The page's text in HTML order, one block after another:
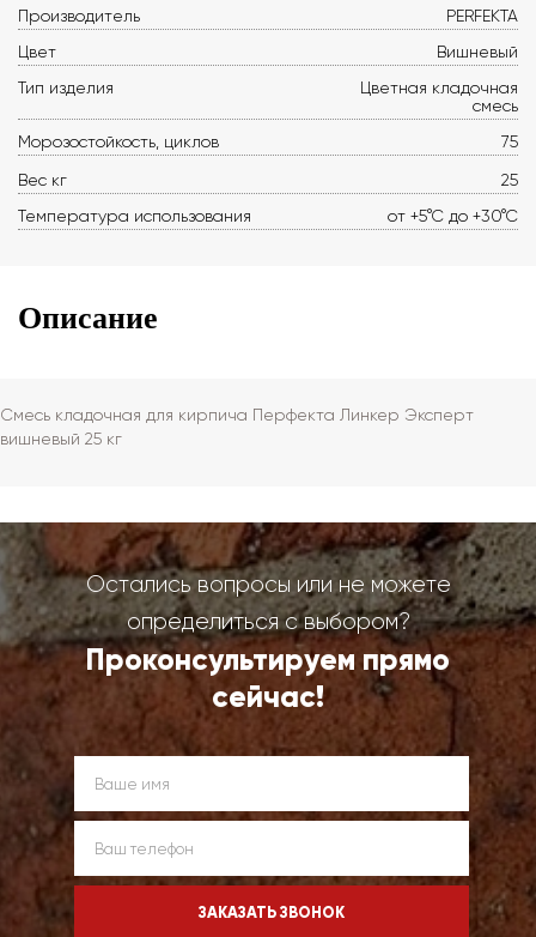
Производитель
PERFEKTA
Цвет
Вишневый
Тип изделия
Цветная кладочная
смесь
Морозостойкость, циклов
75
Вес кг
25
Температура использования
от +5°С до +30°С
Описание
Смесь кладочная для кирпича Перфекта Линкер Эксперт
вишневый 25 кг
Остались вопросы или не можете
определиться с выбором?
Проконсультируем прямо
сейчас!